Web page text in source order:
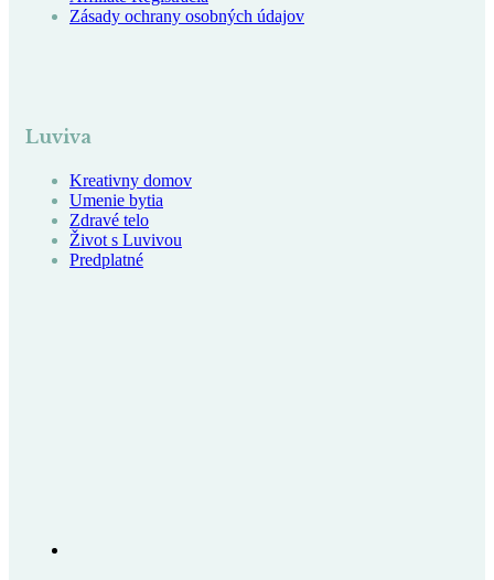
Zásady ochrany osobných údajov
Luviva
Kreativny domov
Umenie bytia
Zdravé telo
Život s Luvivou
Predplatné